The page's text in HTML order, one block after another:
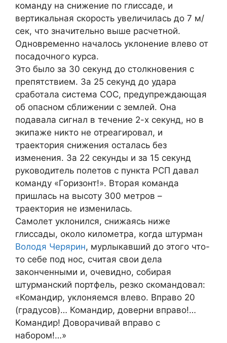
команду на снижение по глиссаде, и
вертикальная скорость увеличилась до 7 м/
сек, что значительно выше расчетной.
Одновременно началось уклонение влево от
посадочного курса.
Это было за 30 секунд до столкновения с
препятствием. За 25 секунд до удара
сработала система СОС, предупреждающая
об опасном сближении с землей. Она
подавала сигнал в течение 2-х секунд, но в
экипаже никто не отреагировал, и
траектория снижения осталась без
изменения. За 22 секунды и за 15 секунд
руководитель полетов с пункта РСП давал
команду «Горизонт!». Вторая команда
пришлась на высоту 300 метров –
траектория не изменилась.
Самолет уклонился, снижаясь ниже
глиссады, около километра, когда штурман
Володя Черярин, мурлыкавший до этого что-
то себе под нос, считая свои дела
законченными и, очевидно, собирая
штурманский портфель, резко скомандовал:
«Командир, уклоняемся влево. Вправо 20
(градусов)… Командир, доверни вправо!…
Командир! Доворачивай вправо с
набором!…»